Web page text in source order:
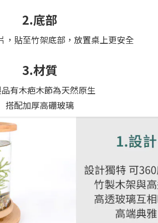
2.底部
，貼至竹架底部，放置桌上更安全
3.材質
有木疤木節為天然原生
搭配加厚高硼玻璃